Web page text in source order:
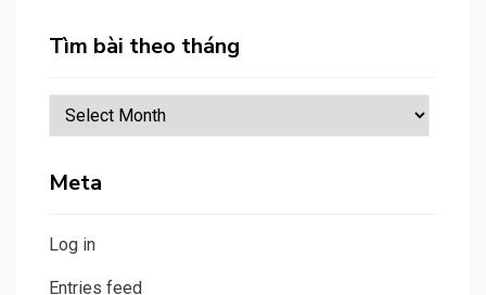
Tìm bài theo tháng
Tìm
bài
tháng
Meta
Log in
Entries feed